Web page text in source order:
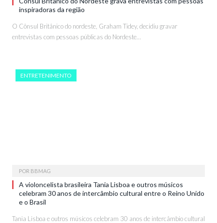
inspiradoras da região
O Cônsul Britânico do nordeste, Graham Tidey, decidiu gravar
entrevistas com pessoas públicas do Nordeste…
ENTRETENIMENTO
POR BBMAG
A violoncelista brasileira Tania Lisboa e outros músicos
celebram 30 anos de intercâmbio cultural entre o Reino Unido
e o Brasil
Tania Lisboa e outros músicos celebram 30 anos de intercâmbio cultural